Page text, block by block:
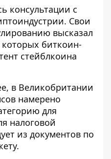
консультации с
Свои
высказал
биткоин-
стейблкоина
в Великобритании
намерено
для
налоговой
из документов по